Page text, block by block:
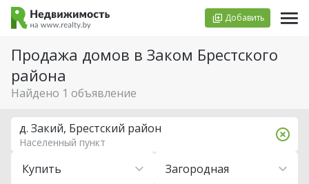
Добавить
Продажа домов в Заком Брестского
района
Найдено 1 объявление
Купить Загородная
д. Закий, Брестский район
Населенный пункт